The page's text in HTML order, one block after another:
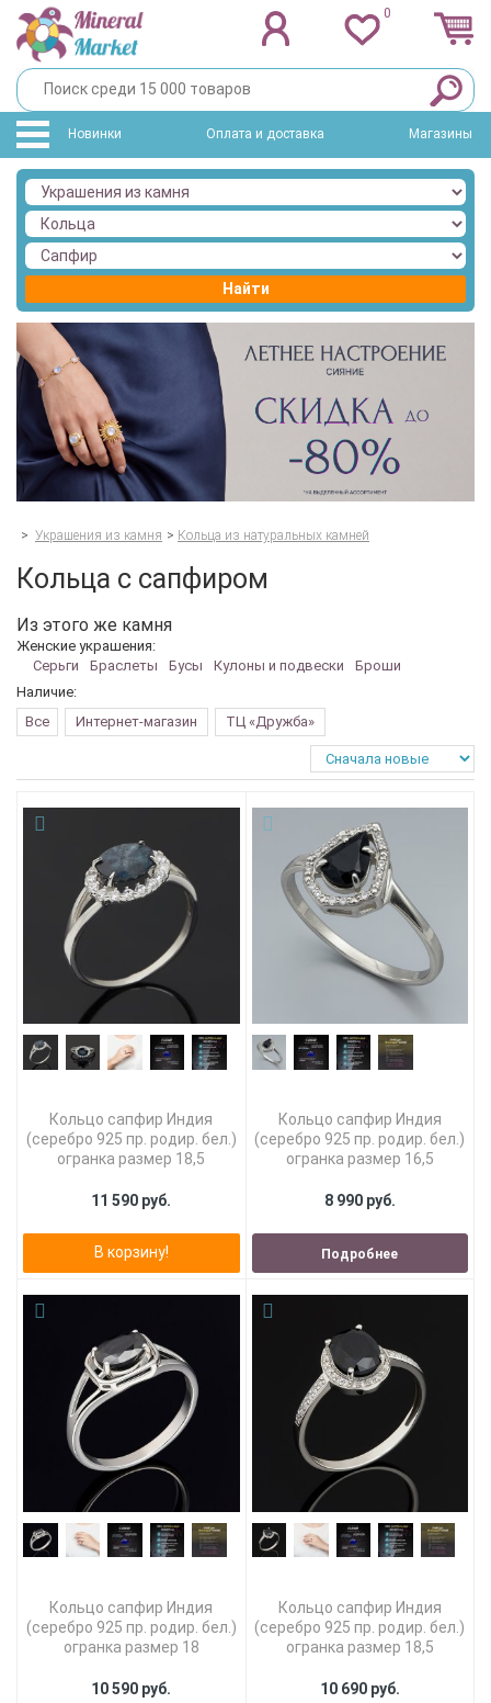
0
Новинки Оплата и доставка Магазины
Найти
> Украшения из камня > Кольца из натуральных камней
Кольца с сапфиром
Из этого же камня
Женские украшения:
Серьги
Браслеты Бусы Кулоны и подвески
Броши
Наличие:
Все
Интернет-магазин ТЦ «Дружба»
Кольцо сапфир Индия
(серебро 925 пр. родир. бел.)
огранка размер 18,5
11 590 руб.
В корзину!
Кольцо сапфир Индия
(серебро 925 пр. родир. бел.)
огранка размер 16,5
8 990 руб.
Подробнее
Кольцо сапфир Индия
(серебро 925 пр. родир. бел.)
огранка размер 18
10 590 руб.
Кольцо сапфир Индия
(серебро 925 пр. родир. бел.)
огранка размер 18,5
10 690 руб.